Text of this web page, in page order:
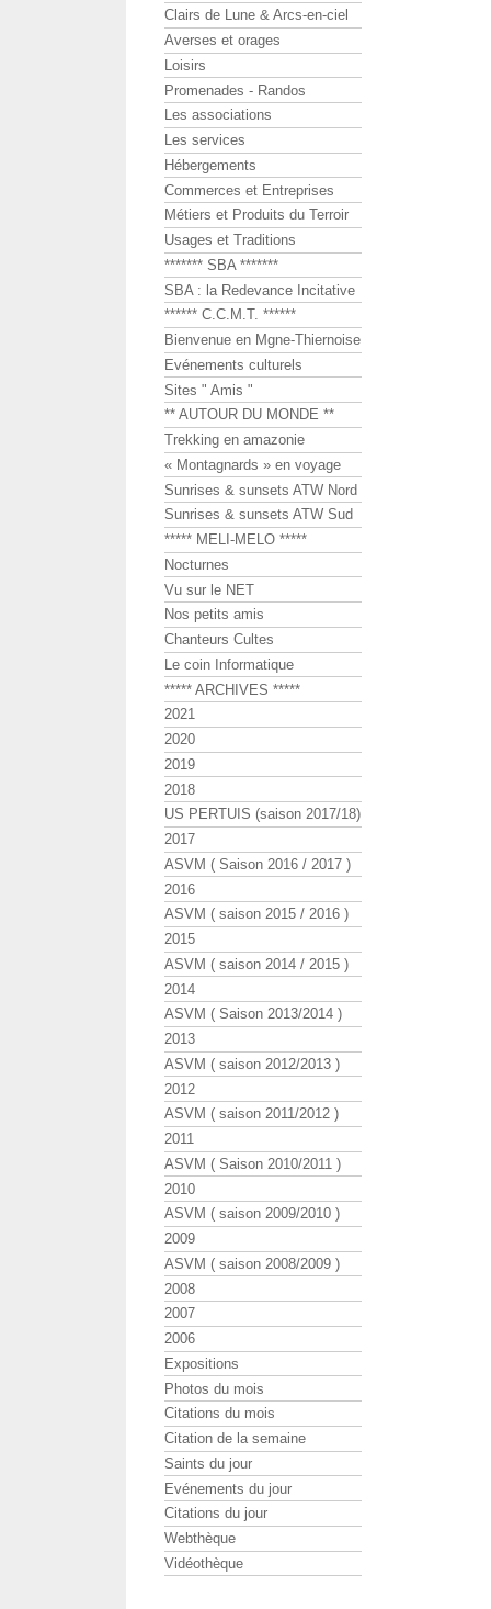
Clairs de Lune & Arcs-en-ciel
Averses et orages
Loisirs
Promenades - Randos
Les associations
Les services
Hébergements
Commerces et Entreprises
Métiers et Produits du Terroir
Usages et Traditions
******* SBA *******
SBA : la Redevance Incitative
****** C.C.M.T. ******
Bienvenue en Mgne-Thiernoise
Evénements culturels
Sites " Amis "
** AUTOUR DU MONDE **
Trekking en amazonie
« Montagnards » en voyage
Sunrises & sunsets ATW Nord
Sunrises & sunsets ATW Sud
***** MELI-MELO *****
Nocturnes
Vu sur le NET
Nos petits amis
Chanteurs Cultes
Le coin Informatique
***** ARCHIVES *****
2021
2020
2019
2018
US PERTUIS (saison 2017/18)
2017
ASVM ( Saison 2016 / 2017 )
2016
ASVM ( saison 2015 / 2016 )
2015
ASVM ( saison 2014 / 2015 )
2014
ASVM ( Saison 2013/2014 )
2013
ASVM ( saison 2012/2013 )
2012
ASVM ( saison 2011/2012 )
2011
ASVM ( Saison 2010/2011 )
2010
ASVM ( saison 2009/2010 )
2009
ASVM ( saison 2008/2009 )
2008
2007
2006
Expositions
Photos du mois
Citations du mois
Citation de la semaine
Saints du jour
Evénements du jour
Citations du jour
Webthèque
Vidéothèque